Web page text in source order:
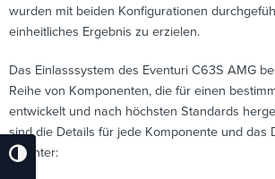
Umschalten Auf Hohe Kontraste
wurden mit beiden Konfigurationen
einheitliches Ergebnis zu erzielen.
Das Einlasssystem des Eventuri C63S AMG
Reihe von Komponenten, die für einen
entwickelt und nach höchsten Standards
sind die Details für jede Komponente und das
dahinter: